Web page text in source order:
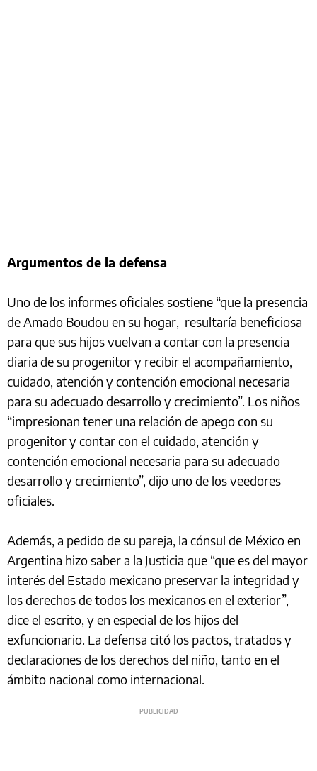
Argumentos de la defensa
Uno de los informes oficiales sostiene “que la presencia
de Amado Boudou en su hogar, resultaría beneficiosa
para que sus hijos vuelvan a contar con la presencia
diaria de su progenitor y recibir el acompañamiento,
cuidado, atención y contención emocional necesaria
para su adecuado desarrollo y crecimiento”. Los niños
“impresionan tener una relación de apego con su
progenitor y contar con el cuidado, atención y
contención emocional necesaria para su adecuado
desarrollo y crecimiento”, dijo uno de los veedores
oficiales.
Además, a pedido de su pareja, la cónsul de México en
Argentina hizo saber a la Justicia que “que es del mayor
interés del Estado mexicano preservar la integridad y
los derechos de todos los mexicanos en el exterior”,
dice el escrito, y en especial de los hijos del
exfuncionario. La defensa citó los pactos, tratados y
declaraciones de los derechos del niño, tanto en el
ámbito nacional como internacional.